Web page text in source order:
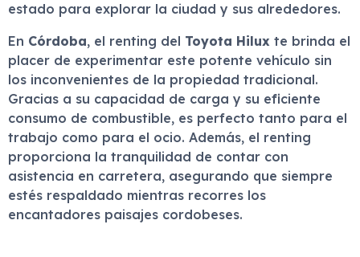
estado para explorar la ciudad y sus alrededores.
En Córdoba, el renting del Toyota Hilux te brinda el
placer de experimentar este potente vehículo sin
los inconvenientes de la propiedad tradicional.
Gracias a su capacidad de carga y su eficiente
consumo de combustible, es perfecto tanto para el
trabajo como para el ocio. Además, el renting
proporciona la tranquilidad de contar con
asistencia en carretera, asegurando que siempre
estés respaldado mientras recorres los
encantadores paisajes cordobeses.